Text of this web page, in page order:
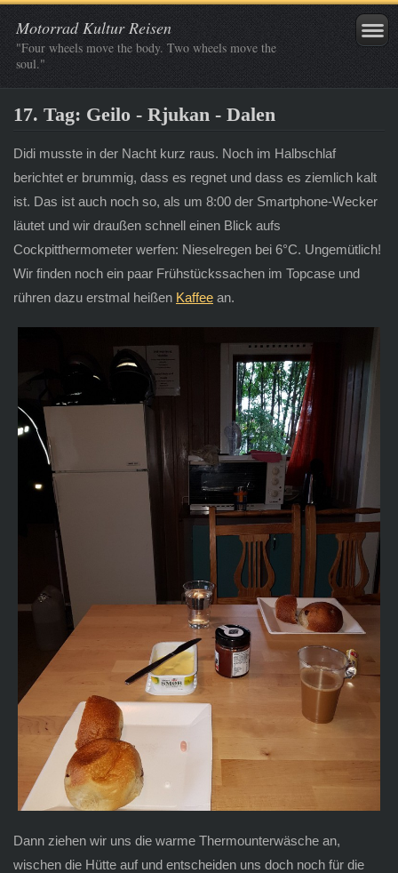
Motorrad Kultur Reisen
"Four wheels move the body. Two wheels move the
soul."
17. Tag: Geilo - Rjukan - Dalen
Didi musste in der Nacht kurz raus. Noch im Halbschlaf
berichtet er brummig, dass es regnet und dass es ziemlich kalt
ist. Das ist auch noch so, als um 8:00 der Smartphone-Wecker
läutet und wir draußen schnell einen Blick aufs
Cockpitthermometer werfen: Nieselregen bei 6°C. Ungemütlich!
Wir finden noch ein paar Frühstückssachen im Topcase und
rühren dazu erstmal heißen Kaffeean.
Dann ziehen wir uns die warme Thermounterwäsche an,
wischen die Hütte auf und entscheiden uns doch noch für die